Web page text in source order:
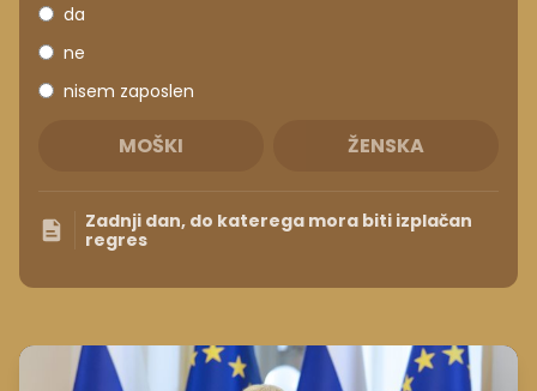
da
ne
nisem zaposlen
MOŠKI ŽENSKA
Zadnji dan, do katerega mora biti izplačan
regres